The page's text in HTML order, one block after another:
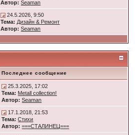
Автор: Seaman
24.5.2026, 9:50
Тема: Дизайн & Ремонт
Автор: Seaman
Последнее сообщение
25.3.2025, 17:02
Тема: Metall collection!
Автор: Seaman
17.1.2018, 21:53
Тема: Стихи
Автор: ===СТАЛИНЕЦ===